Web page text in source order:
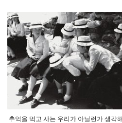
추억을 먹고 사는 우리가 아닐런가 생각